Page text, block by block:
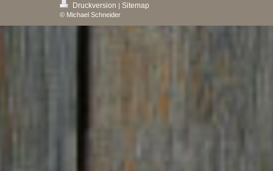
Druckversion | Sitemap
© Michael Schneider